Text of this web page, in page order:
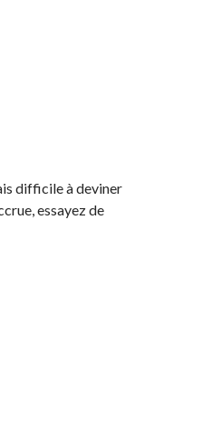
difficile à deviner
essayez de